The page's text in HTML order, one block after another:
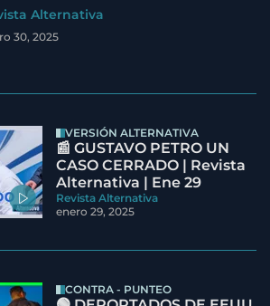
Alternativa
30, 2025
VERSIÓN ALTERNATIVA
📰 GUSTAVO PETRO UN
CASO CERRADO | Revista
Alternativa | Ene 29
Revista Alternativa
enero 29, 2025
CONTRA - PUNTEO